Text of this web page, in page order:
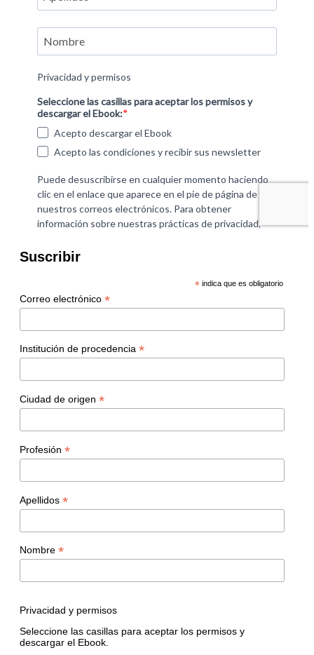
Suscribir
* indica que es obligatorio
Correo electrónico *
Institución de procedencia *
Ciudad de origen *
Profesión *
Apellidos *
Nombre *
Privacidad y permisos
Seleccione las casillas para aceptar los permisos y
descargar el Ebook.